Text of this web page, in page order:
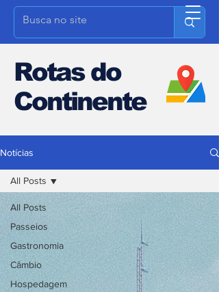
Rotas do
Continente
Notícias
All Posts
Passeios
Gastronomia
Câmbio
Hospedagem
All Posts